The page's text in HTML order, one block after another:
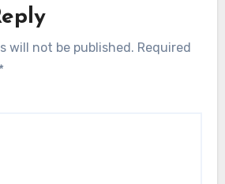
will not be published. Required
*